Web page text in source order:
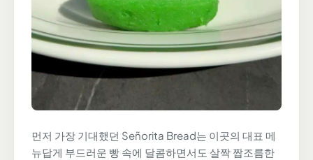
먼저 가장 기대했던 Señorita Bread는 이곳의 대표 메
뉴답게 부드러운 빵 속에 달콤하면서도 살짝 짭조름한